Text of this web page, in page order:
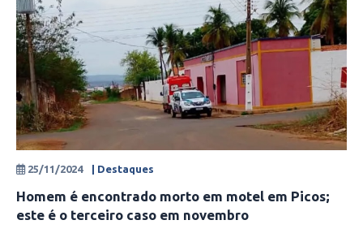
25/11/2024 | Destaques
Homem é encontrado morto em motel em Picos;
este é o terceiro caso em novembro